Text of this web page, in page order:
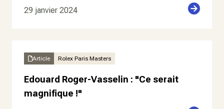
29 janvier 2024
Article Rolex Paris Masters
Edouard Roger-Vasselin : "Ce serait
magnifique !"